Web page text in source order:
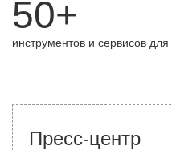
50+
инструментов и сервисов
Пресс-центр